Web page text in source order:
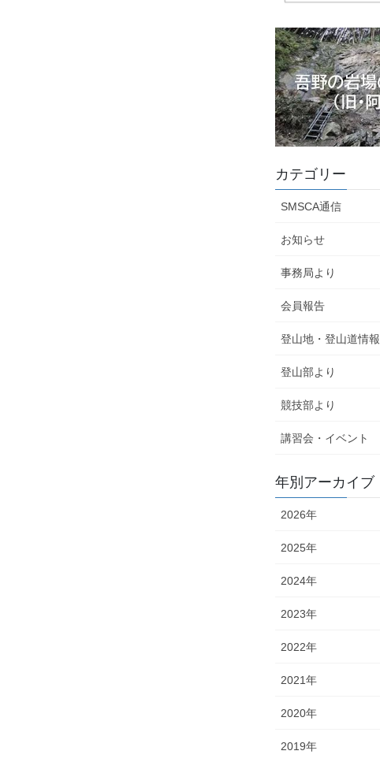
カテゴリー
SMSCA通信
お知らせ
事務局より
会員報告
登山地・登山道情報
登山部より
競技部より
講習会・イベント
年別アーカイブ
2026年
2025年
2024年
2023年
2022年
2021年
2020年
2019年